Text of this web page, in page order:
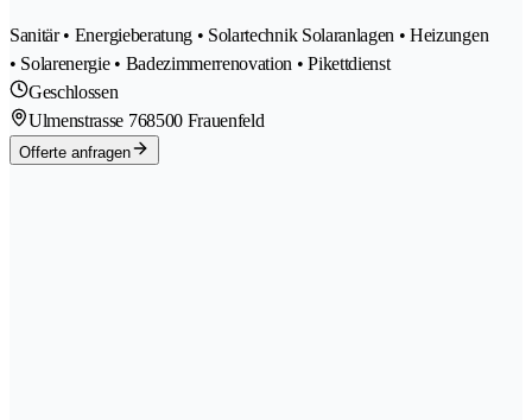
Sanitär • Energieberatung • Solartechnik Solaranlagen • Heizungen
• Solarenergie • Badezimmerrenovation • Pikettdienst
Geschlossen
Ulmenstrasse 768500 Frauenfeld
Offerte anfragen